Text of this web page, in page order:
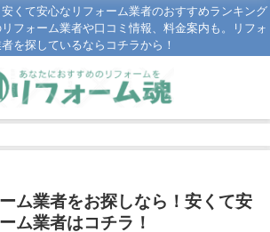
くて安心なリフォーム業者のおすすめランキング
フォーム業者や口コミ情報、料金案内も。リフォ
を探しているならコチラから！
ム業者をお探しなら！安くて安
ム業者はコチラ！